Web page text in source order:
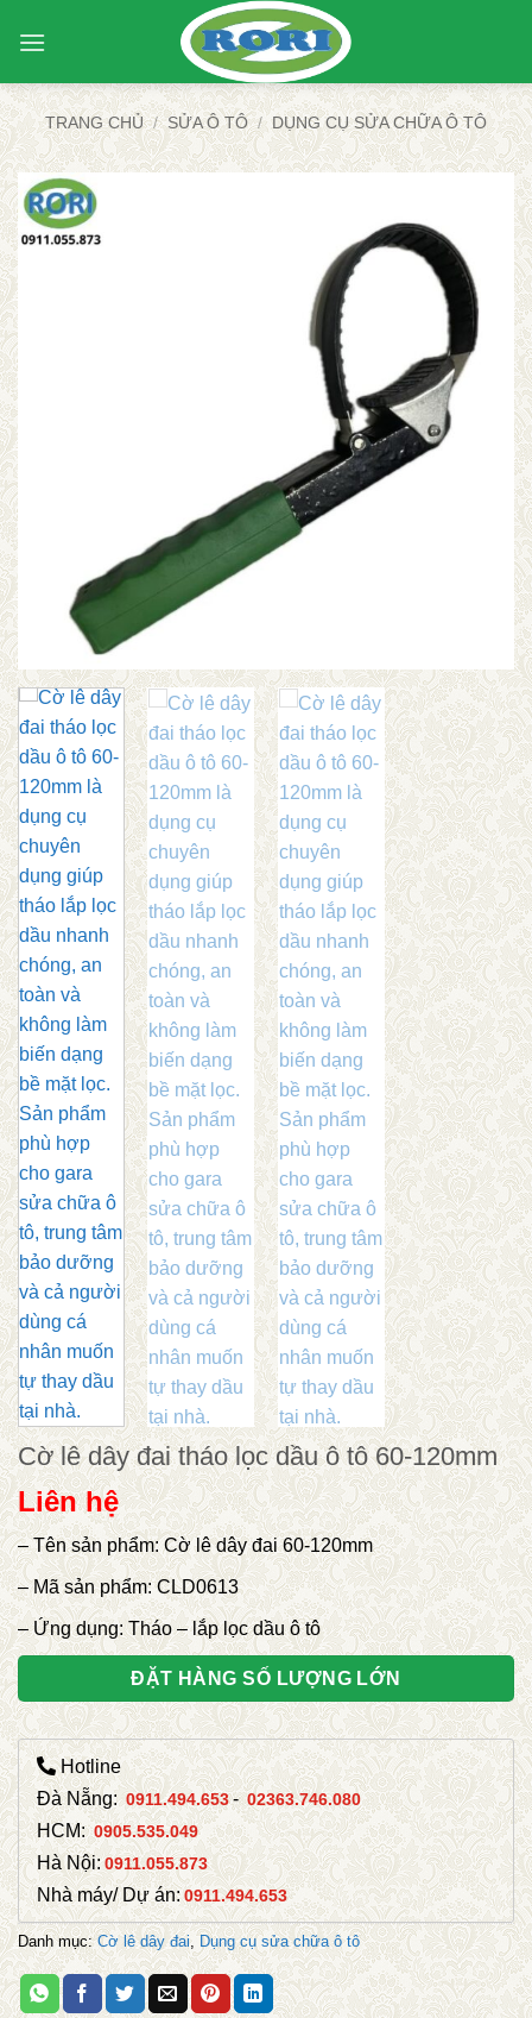
qua
dung
TRANG CHỦ / SỬA Ô TÔ / DỤNG CỤ SỬA CHỮA Ô TÔ
Cờ lê dây đai tháo lọc dầu ô tô 60-120mm
Liên hệ
– Tên sản phẩm: Cờ lê dây đai 60-120mm
– Mã sản phẩm: CLD0613
– Ứng dụng: Tháo – lắp lọc dầu ô tô
ĐẶT HÀNG SỐ LƯỢNG LỚN
Hotline
Đà Nẵng:0911.494.653- 02363.746.080
HCM:0905.535.049
Hà Nội:0911.055.873
Nhà máy/ Dự án:0911.494.653
Danh mục:Cờ lê dây đai,Dụng cụ sửa chữa ô tô